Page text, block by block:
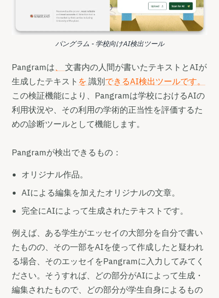
パングラム - 学校向けAI検出ツール
Pangramは、 文書内の人間が書いたテキストとAIが
生成したテキスト を 識別できるAI検出ツールです。
この検証機能により、Pangramは学校におけるAIの
利用状況や、その利用の学術的正当性を評価するた
めの診断ツールとして機能します。
Pangramが検出できるもの：
オリジナル作品。
AIによる編集を加えたオリジナルの文章。
完全にAIによって生成されたテキストです。
例えば、ある学生がエッセイの大部分を自分で書い
たものの、その一部をAIを使って作成したと疑われ
る場合、そのエッセイをPangramに入力してみてく
ださい。そうすれば、どの部分がAIによって生成・
編集されたもので、どの部分が学生自身によるもの